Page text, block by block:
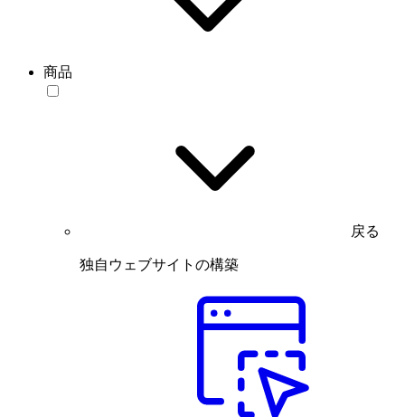
商品
戻る
独自ウェブサイトの構築